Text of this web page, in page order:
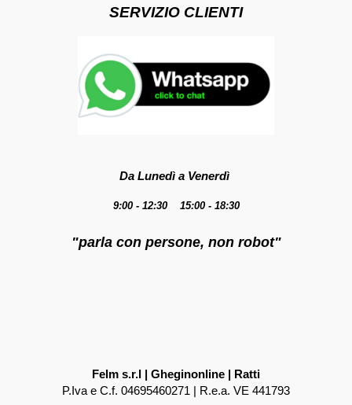
SERVIZIO CLIENTI
Da Lunedì a Venerdì
9:00 - 12:30 15:00 - 18:30
"parla con persone, non robot"
Felm s.r.l | Gheginonline | Ratti
P.Iva e C.f. 04695460271 | R.e.a. VE 441793